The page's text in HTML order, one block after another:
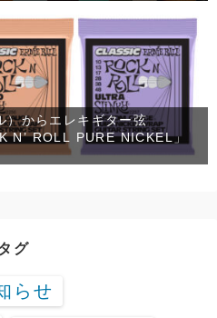
からエレキギター弦
N’ ROLL PURE NICKEL」
グ
らせ